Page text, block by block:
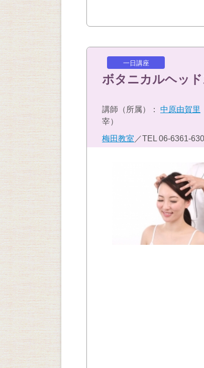
一日講座
ボタニカルヘッ
講師（所属）： 中原由賀里
宰）
梅田教室 ／TEL 06-6361-